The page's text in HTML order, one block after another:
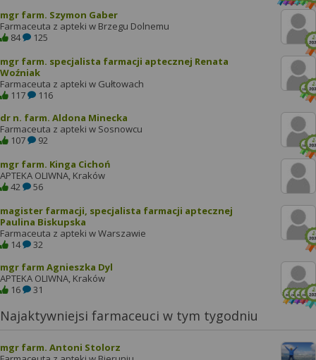
mgr farm. Szymon Gaber
Farmaceuta z apteki w Brzegu Dolnemu
84
125
mgr farm. specjalista farmacji aptecznej Renata
Woźniak
Farmaceuta z apteki w Gułtowach
117
116
dr n. farm. Aldona Minecka
Farmaceuta z apteki w Sosnowcu
107
92
mgr farm. Kinga Cichoń
APTEKA OLIWNA, Kraków
42
56
magister farmacji, specjalista farmacji aptecznej
Paulina Biskupska
Farmaceuta z apteki w Warszawie
14
32
mgr farm Agnieszka Dyl
APTEKA OLIWNA, Kraków
16
31
Najaktywniejsi farmaceuci w tym tygodniu
mgr farm. Antoni Stolorz